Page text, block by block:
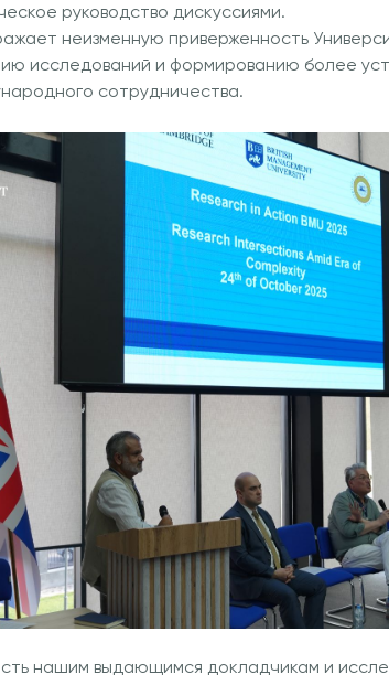
руководство дискуссиями.
неизменную приверженность
исследований и формированию более
сотрудничества.
нашим выдающимся докладчикам и